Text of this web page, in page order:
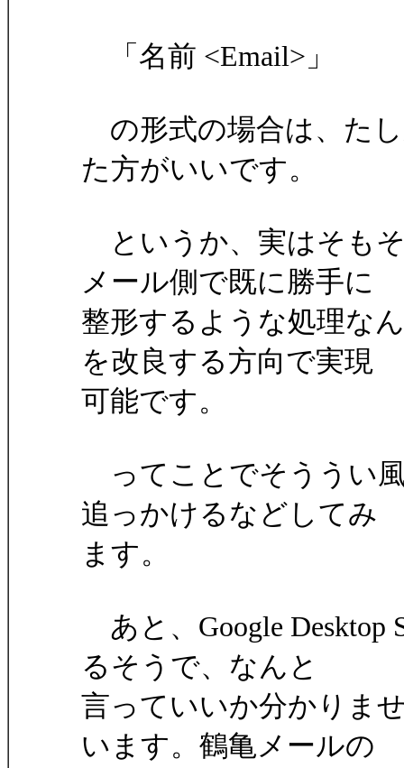
「名前 <Email>」
の形式の場合は、た
た方がいいです。
というか、実はそも
メール側で既に勝手に
整形するような処理な
を改良する方向で実現
可能です。
ってことでそううい
追っかけるなどしてみ
ます。
あと、Google Desktop
るそうで、なんと
言っていいか分かりま
います。鶴亀メールの